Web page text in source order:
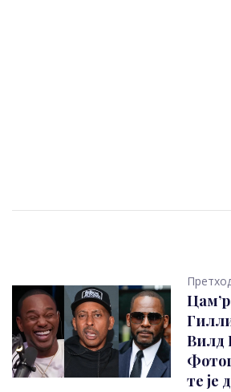
Вилд
те је